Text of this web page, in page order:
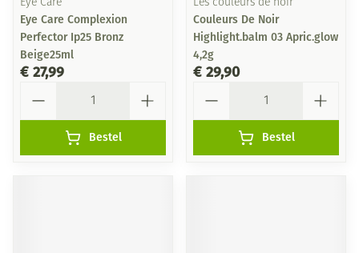
Eye Care
Eye Care Complexion
Perfector Ip25 Bronz
Beige25ml
€ 27,99
Bestel
Les couleurs de noir
Couleurs De Noir
Highlight.balm 03 Apric.glow
4,2g
€ 29,90
Bestel